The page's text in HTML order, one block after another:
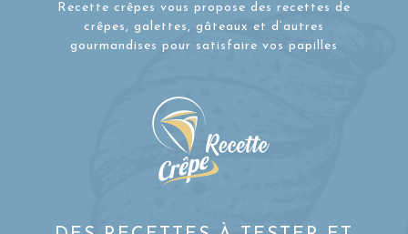
Recette crêpes vous propose des recettes de
crêpes, galettes, gâteaux et d’autres
gourmandises pour satisfaire vos papilles